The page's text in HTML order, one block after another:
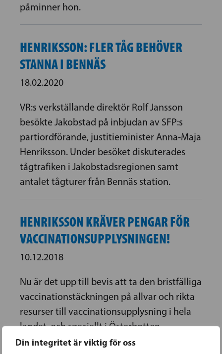
Din integritet är viktig för oss
påminner hon.
HENRIKSSON: FLER TÅG BEHÖVER
STANNA I BENNÄS
18.02.2020
VR:s verkställande direktör Rolf Jansson
besökte Jakobstad på inbjudan av SFP:s
partiordförande, justitieminister Anna-Maja
Henriksson. Under besöket diskuterades
tågtrafiken i Jakobstadsregionen samt
antalet tågturer från Bennäs station.
HENRIKSSON KRÄVER PENGAR FÖR
VACCINATIONSUPPLYSNINGEN!
10.12.2018
Nu är det upp till bevis att ta den bristfälliga
vaccinationstäckningen på allvar och rikta
resurser till vaccinationsupplysning i hela
landet, och speciellt i Österbotten.